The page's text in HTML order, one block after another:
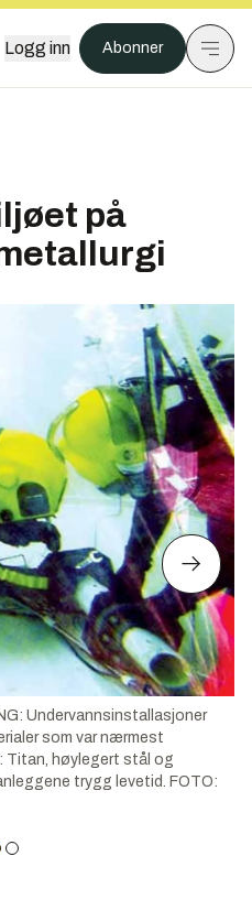
Logg inn Abonner
på
Undervannsinstallasjoner
som var nærmest
Titan, høylegert stål og
trygg levetid. FOTO: